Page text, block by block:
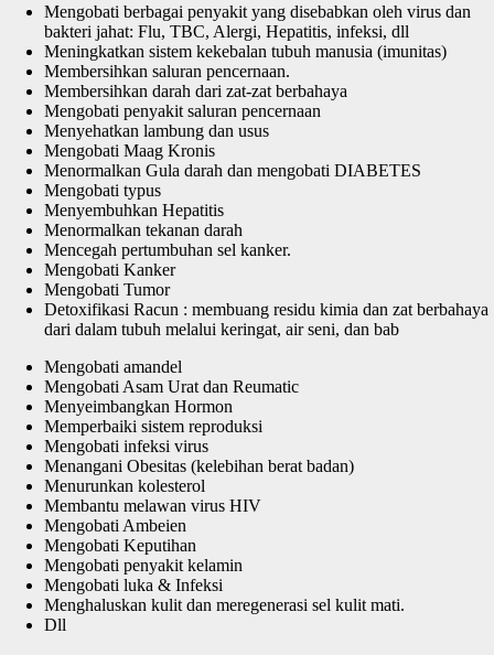
Mengobati berbagai penyakit yang disebabkan oleh virus dan
bakteri jahat: Flu, TBC, Alergi, Hepatitis, infeksi, dll
Meningkatkan sistem kekebalan tubuh manusia (imunitas)
Membersihkan saluran pencernaan.
Membersihkan darah dari zat-zat berbahaya
Mengobati penyakit saluran pencernaan
Menyehatkan lambung dan usus
Mengobati Maag Kronis
Menormalkan Gula darah dan mengobati DIABETES
Mengobati typus
Menyembuhkan Hepatitis
Menormalkan tekanan darah
Mencegah pertumbuhan sel kanker.
Mengobati Kanker
Mengobati Tumor
Detoxifikasi Racun : membuang residu kimia dan zat berbahaya
dari dalam tubuh melalui keringat, air seni, dan bab
Mengobati amandel
Mengobati Asam Urat dan Reumatic
Menyeimbangkan Hormon
Memperbaiki sistem reproduksi
Mengobati infeksi virus
Menangani Obesitas (kelebihan berat badan)
Menurunkan kolesterol
Membantu melawan virus HIV
Mengobati Ambeien
Mengobati Keputihan
Mengobati penyakit kelamin
Mengobati luka & Infeksi
Menghaluskan kulit dan meregenerasi sel kulit mati.
Dll